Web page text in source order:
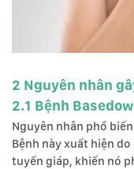
2 Nguyên nhân
2.1 Bệnh
Nguyên nhân phổ
Bệnh này xuất hiện
tuyến giáp, khiến nó